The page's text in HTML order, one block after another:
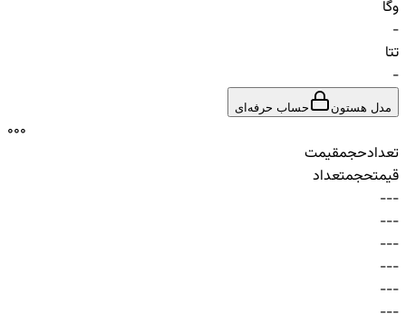
وگا
-
تتا
-
مدل هستون حساب حرفه‌ای
000
تعدادحجمقیمت
قیمتحجمتعداد
-
-
-
-
-
-
-
-
-
-
-
-
-
-
-